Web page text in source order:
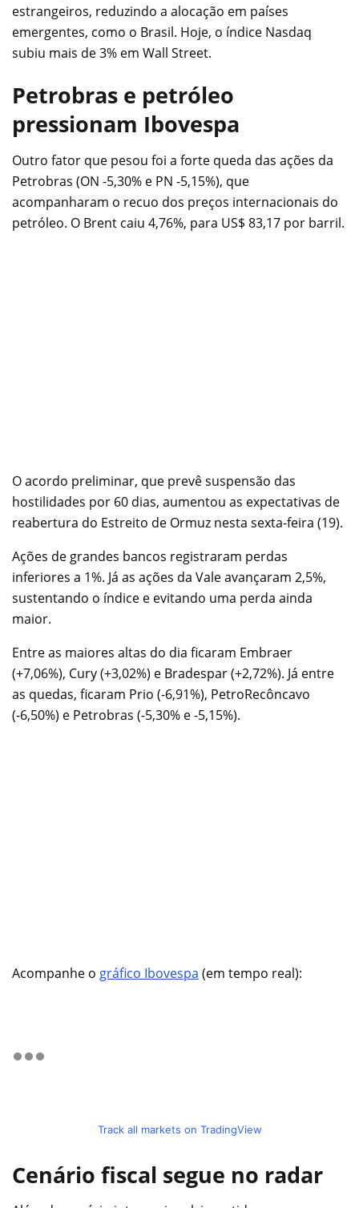
estrangeiros, reduzindo a alocação em países
emergentes, como o Brasil. Hoje, o índice Nasdaq
subiu mais de 3% em Wall Street.
Petrobras e petróleo
pressionam Ibovespa
Outro fator que pesou foi a forte queda das ações da
Petrobras (ON -5,30% e PN -5,15%), que
acompanharam o recuo dos preços internacionais do
petróleo. O Brent caiu 4,76%, para US$ 83,17 por barril.
O acordo preliminar, que prevê suspensão das
hostilidades por 60 dias, aumentou as expectativas de
reabertura do Estreito de Ormuz nesta sexta-feira (19).
Ações de grandes bancos registraram perdas
inferiores a 1%. Já as ações da Vale avançaram 2,5%,
sustentando o índice e evitando uma perda ainda
maior.
Entre as maiores altas do dia ficaram Embraer
(+7,06%), Cury (+3,02%) e Bradespar (+2,72%). Já entre
as quedas, ficaram Prio (-6,91%), PetroRecôncavo
(-6,50%) e Petrobras (-5,30% e -5,15%).
Acompanhe o gráfico Ibovespa (em tempo real):
Track all markets on TradingView
Cenário fiscal segue no radar